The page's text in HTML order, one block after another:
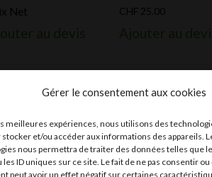
Gérer le consentement aux cookies
meilleures expériences, nous utilisons des
et/ou accéder aux informations des appareils.
nous permettra de traiter des données telles que
les ID uniques sur ce site. Le fait de ne pas consentir
peut avoir un effet négatif sur certaines
Net CHF 25.00